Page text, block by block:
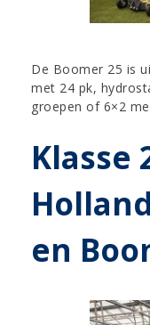
De Boomer 25 is
met 24 pk,
groepen of 6×2
Klasse
en